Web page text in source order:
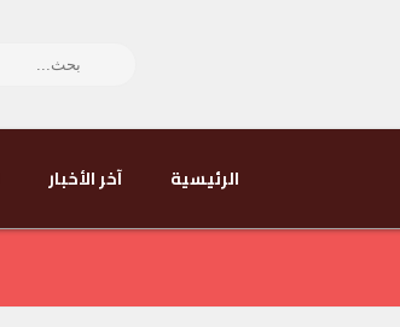
الرئيسية آخر الأخبار